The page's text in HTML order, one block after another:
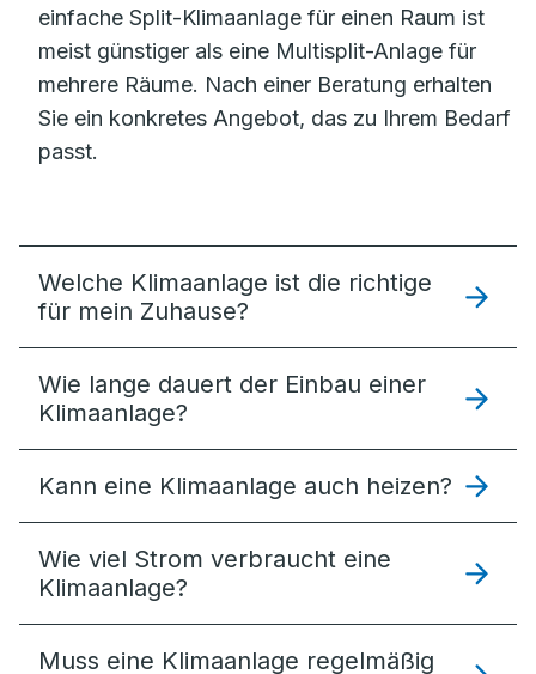
einfache Split-Klimaanlage für einen Raum ist
meist günstiger als eine Multisplit-Anlage für
mehrere Räume. Nach einer Beratung erhalten
Sie ein konkretes Angebot, das zu Ihrem Bedarf
passt.
Welche Klimaanlage ist die richtige
für mein Zuhause?
Wie lange dauert der Einbau einer
Klimaanlage?
Kann eine Klimaanlage auch heizen?
Wie viel Strom verbraucht eine
Klimaanlage?
Muss eine Klimaanlage regelmäßig